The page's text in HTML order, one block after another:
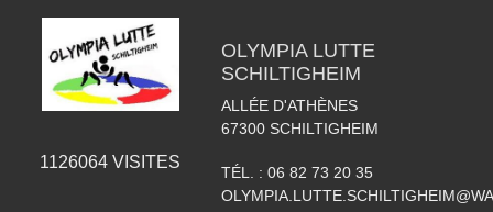
1126064 VISITES
OLYMPIA LUTTE
SCHILTIGHEIM
ALLÉE D'ATHÈNES
67300 SCHILTIGHEIM
TÉL. : 06 82 73 20 35